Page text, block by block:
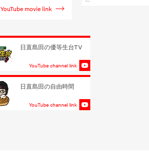
YouTube movie link
日直島田の優等生台TV
YouTube channel link
日直島田の自由時間
YouTube channel link